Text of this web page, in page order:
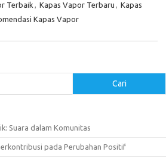
Terbaik , Kapas Vapor Terbaru , Kapas
Kapas Vapor
Cari
Suara dalam Komunitas
pada Perubahan Positif